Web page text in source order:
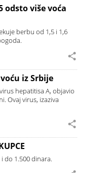
odsto više voća
berbu od 1,5 i 1,6
iz Srbije
hepatitisa A, objavio
Ovaj virus, izaziva
do 1.500 dinara.